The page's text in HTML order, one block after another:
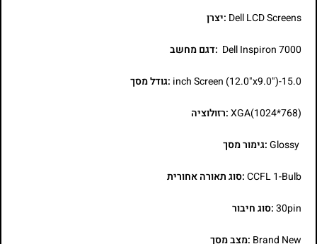
Dell LCD Screens :יצרן
Dell Inspiron 7000 :דגם מחשב
15.0-inch Screen (12.0"x9.0") :גודל מסך
XGA(1024*768):רזולוציה
Glossy:גימור מסך
CCFL 1-Bulb:סוג תאורה אחורית
30pin:סוג חיבור
Brand New :מצב מסך